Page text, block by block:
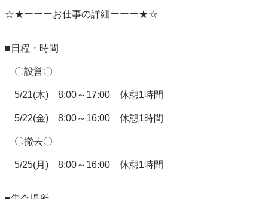
☆★ーーーお仕事の詳細ーーー★☆
■日程・時間
〇設営〇
5/21(木)　8:00～17:00　休憩1時間
5/22(金)　8:00～16:00　休憩1時間
〇撤去〇
5/25(月)　8:00～16:00　休憩1時間